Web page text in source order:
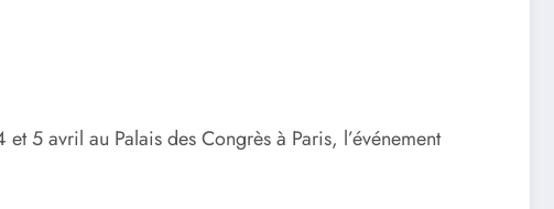
5 avril au Palais des Congrès à Paris, l’événement